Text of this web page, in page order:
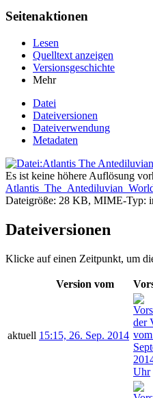
Seitenaktionen
Lesen
Quelltext anzeigen
Versionsgeschichte
Mehr
Datei
Dateiversionen
Dateiverwendung
Metadaten
Es ist keine höhere Auflösung
Dateigröße: 28 KB, MIME-Typ:
Dateiversionen
Klicke auf einen Zeitpunkt, um
Version vom
aktuell 15:15, 26. Sep. 2014